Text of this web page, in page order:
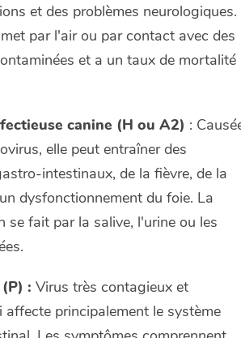
et des problèmes neurologiques.
par l'air ou par contact avec des
et a un taux de mortalité
canine (H ou A2) :
elle peut entraîner des
intestinaux, de la fièvre, de la
dysfonctionnement du foie. La
se fait par la salive, l'urine ou les
: Virus très contagieux et
affecte principalement le système